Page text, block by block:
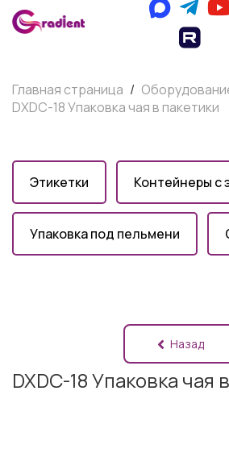
Главная страница /
DXDC-18 Упаковка чая в пакетики
Этикетки Контейнеры с
Упаковка под пельмени
Назад
DXDC-18 Упаковка чая